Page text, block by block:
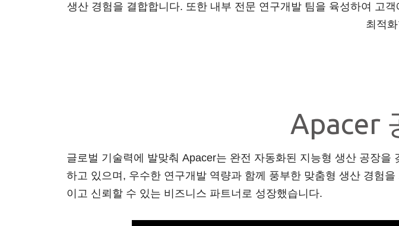
생산 경험을 결합합니다. 또한 내부 전문 연구개발 팀을 육성하여 고
최적
Apacer
글로벌 기술력에 발맞춰 Apacer는 완전 자동화된 지능형 생산 공장
하고 있으며, 우수한 연구개발 역량과 함께 풍부한 맞춤형 생산 경험
이고 신뢰할 수 있는 비즈니스 파트너로 성장했습니다.